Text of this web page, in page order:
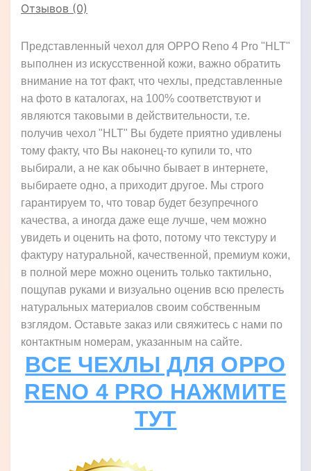
Отзывов (0)
Представленный чехол для OPPO Reno 4 Pro "HLT"
выполнен из искусственной кожи, важно обратить
внимание на тот факт, что чехлы, представленные
на фото в каталогах, на 100% соответствуют и
являются таковыми в действительности, т.е.
получив чехол "HLT" Вы будете приятно удивлены
тому факту, что Вы наконец-то купили то, что
выбирали, а не как обычно бывает в интернете,
выбираете одно, а приходит другое. Мы строго
гарантируем то, что товар будет безупречного
качества, а иногда даже еще лучше, чем можно
увидеть и оценить на фото, потому что текстуру и
фактуру натуральной, качественной, премиум кожи,
в полной мере можно оценить только тактильно,
пощупав руками и визуально оценив всю прелесть
натуральных материалов своим собственным
взглядом. Оставьте заказ или свяжитесь с нами по
контактным номерам, указанным на сайте.
ВСЕ ЧЕХЛЫ ДЛЯ OPPO
RENO 4 PRO НАЖМИТЕ
ТУТ